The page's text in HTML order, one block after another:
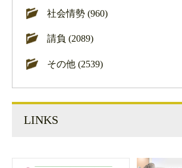
社会情勢 (960)
請負 (2089)
その他 (2539)
LINKS